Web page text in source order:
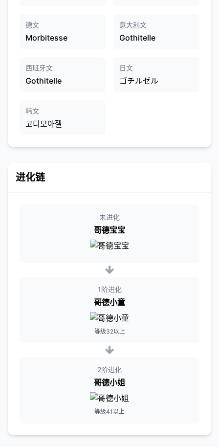
德文
Morbitesse
意大利文
Gothitelle
西班牙文
Gothitelle
日文
ゴチルゼル
韩文
고디모아젤
进化链
未进化
哥德宝宝
1阶进化
哥德小童
等级32以上
2阶进化
哥德小姐
等级41以上